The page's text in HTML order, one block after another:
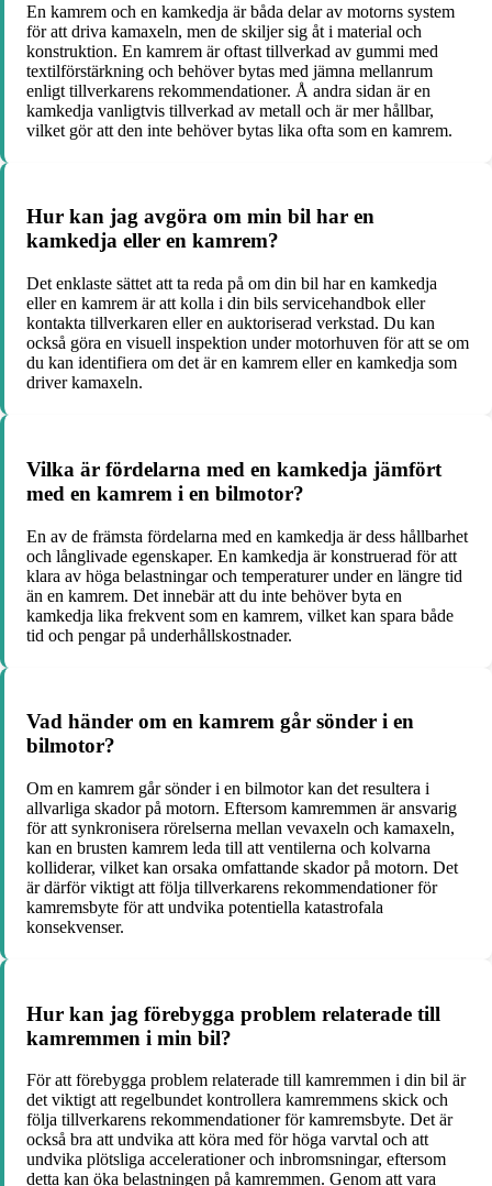
En kamrem och en kamkedja är båda delar av motorns system
för att driva kamaxeln, men de skiljer sig åt i material och
konstruktion. En kamrem är oftast tillverkad av gummi med
textilförstärkning och behöver bytas med jämna mellanrum
enligt tillverkarens rekommendationer. Å andra sidan är en
kamkedja vanligtvis tillverkad av metall och är mer hållbar,
vilket gör att den inte behöver bytas lika ofta som en kamrem.
Hur kan jag avgöra om min bil har en
kamkedja eller en kamrem?
Det enklaste sättet att ta reda på om din bil har en kamkedja
eller en kamrem är att kolla i din bils servicehandbok eller
kontakta tillverkaren eller en auktoriserad verkstad. Du kan
också göra en visuell inspektion under motorhuven för att se om
du kan identifiera om det är en kamrem eller en kamkedja som
driver kamaxeln.
Vilka är fördelarna med en kamkedja jämfört
med en kamrem i en bilmotor?
En av de främsta fördelarna med en kamkedja är dess hållbarhet
och långlivade egenskaper. En kamkedja är konstruerad för att
klara av höga belastningar och temperaturer under en längre tid
än en kamrem. Det innebär att du inte behöver byta en
kamkedja lika frekvent som en kamrem, vilket kan spara både
tid och pengar på underhållskostnader.
Vad händer om en kamrem går sönder i en
bilmotor?
Om en kamrem går sönder i en bilmotor kan det resultera i
allvarliga skador på motorn. Eftersom kamremmen är ansvarig
för att synkronisera rörelserna mellan vevaxeln och kamaxeln,
kan en brusten kamrem leda till att ventilerna och kolvarna
kolliderar, vilket kan orsaka omfattande skador på motorn. Det
är därför viktigt att följa tillverkarens rekommendationer för
kamremsbyte för att undvika potentiella katastrofala
konsekvenser.
Hur kan jag förebygga problem relaterade till
kamremmen i min bil?
För att förebygga problem relaterade till kamremmen i din bil är
det viktigt att regelbundet kontrollera kamremmens skick och
följa tillverkarens rekommendationer för kamremsbyte. Det är
också bra att undvika att köra med för höga varvtal och att
undvika plötsliga accelerationer och inbromsningar, eftersom
detta kan öka belastningen på kamremmen. Genom att vara